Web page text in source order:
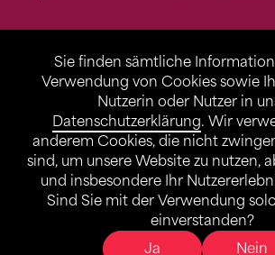
Sie finden sämtliche
Verwendung von Cookies sowie
Nutzerin oder Nutzer in
Datenschutzerklärung. Wir
anderem Cookies, die nicht
sind, um unsere Website zu nutzen,
und insbesondere Ihr
Sind Sie mit der Verwendung
einverstanden?
Ja
Nein